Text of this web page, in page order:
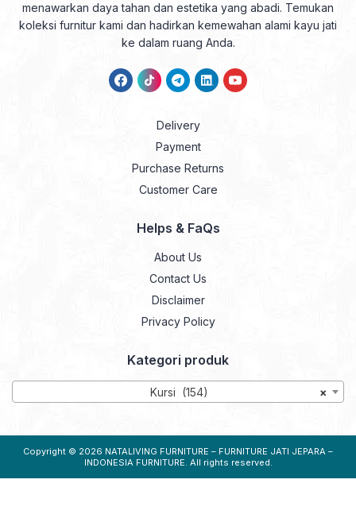
menawarkan daya tahan dan estetika yang abadi. Temukan
koleksi furnitur kami dan hadirkan kemewahan alami kayu jati
ke dalam ruang Anda.
Delivery
Payment
Purchase Returns
Customer Care
Helps & FaQs
About Us
Contact Us
Disclaimer
Privacy Policy
Kategori produk
×
Kursi (154)
Copyright © 2026 NATALIVING FURNITURE – FURNITURE JATI JEPARA –
INDONESIA FURNITURE. All rights reserved.